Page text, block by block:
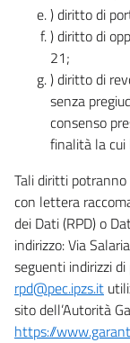
) diritto di
) diritto di
21;
) diritto di
senza
consenso
finalità la cui
Tali diritti
con lettera
dei Dati (RPD) o
indirizzo: Via
seguenti indirizzi
rpd@pec.ipzs.it
sito dell’Autorità
https://